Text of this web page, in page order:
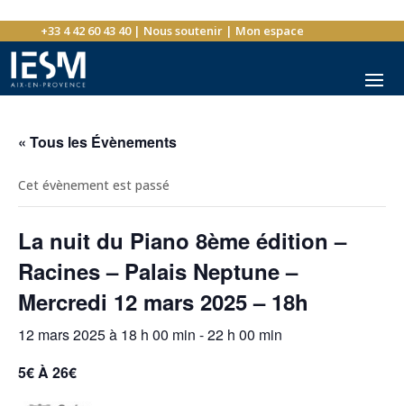
+33 4 42 60 43 40| Nous soutenir| Mon espace
« Tous les Évènements
Cet évènement est passé
La nuit du Piano 8ème édition –
Racines – Palais Neptune –
Mercredi 12 mars 2025 – 18h
12 mars 2025 à 18 h 00 min -22 h 00 min
5€ À 26€